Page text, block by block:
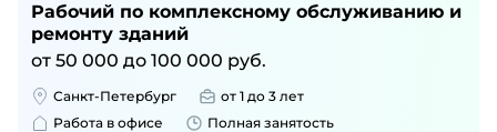
Рабочий по комплексному обслуживанию и
ремонту зданий
от 50 000 до 100 000 руб.
Санкт-Петербург
от 1 до 3 лет
Работа в офисе
Полная занятость